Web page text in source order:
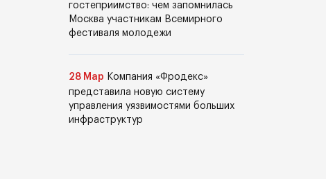
гостеприимство: чем запомнилась
Москва участникам Всемирного
фестиваля молодежи
28 Мар Компания «Фродекс»
представила новую систему
управления уязвимостями больших
инфраструктур